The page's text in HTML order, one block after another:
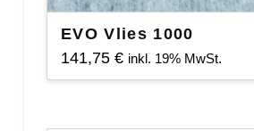
EVO Vlies 1000
141,75 € inkl. 19% MwSt.